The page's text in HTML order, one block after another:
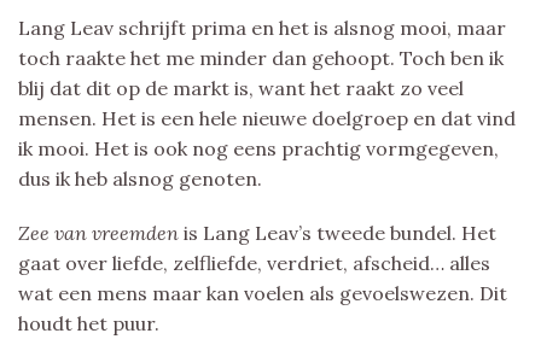
Lang Leav schrijft prima en het is alsnog mooi, maar
toch raakte het me minder dan gehoopt. Toch ben ik
blij dat dit op de markt is, want het raakt zo veel
mensen. Het is een hele nieuwe doelgroep en dat vind
ik mooi. Het is ook nog eens prachtig vormgegeven,
dus ik heb alsnog genoten.
Zee van vreemden is Lang Leav’s tweede bundel. Het
gaat over liefde, zelfliefde, verdriet, afscheid… alles
wat een mens maar kan voelen als gevoelswezen. Dit
houdt het puur.